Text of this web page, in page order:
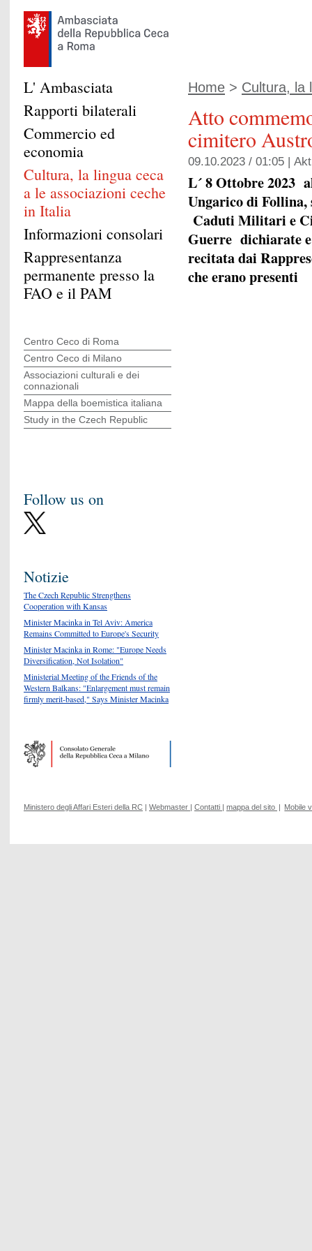
Home > Cultura, la
Atto
cimitero
09.10.2023 / 01:05 |
L´ 8 Ottobre 2023
Ungarico di Follina,
Caduti Militari e
Guerre dichiarate e
recitata dai
che erano presenti
L' Ambasciata
Rapporti bilaterali
Commercio ed
economia
Cultura, la lingua ceca
a le associazioni ceche
in Italia
Informazioni consolari
Rappresentanza
permanente presso la
FAO e il PAM
Centro Ceco di Roma
Centro Ceco di Milano
Associazioni culturali e dei
connazionali
Mappa della boemistica italiana
Study in the Czech Republic
Follow us on
Notizie
The Czech Republic Strengthens
Cooperation with Kansas
Minister Macinka in Tel Aviv: America
Remains Committed to Europe's Security
Minister Macinka in Rome: "Europe Needs
Diversification, Not Isolation"
Ministerial Meeting of the Friends of the
Western Balkans: "Enlargement must remain
firmly merit-based," Says Minister Macinka
Ministero degli Affari Esteri della RC Webmaster Contatti mappa del sito Mobile